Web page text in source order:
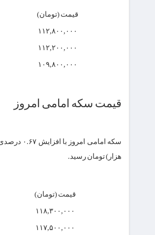
قیمت (تومان)
۱۱۲,۸۰۰,۰۰۰
۱۱۲,۲۰۰,۰۰۰
۱۰۹,۸۰۰,۰۰۰
قیمت سکه امامی امروز
هزار) تومان رسید.
قیمت (تومان)
۱۱۸,۳۰۰,۰۰۰
۱۱۷,۵۰۰,۰۰۰